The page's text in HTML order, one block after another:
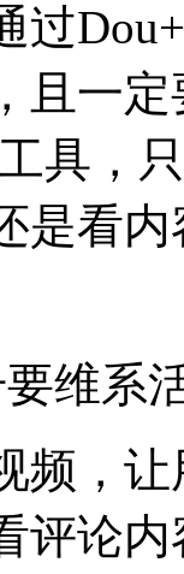
过
且一
具，
是看内
维系
，让
评论